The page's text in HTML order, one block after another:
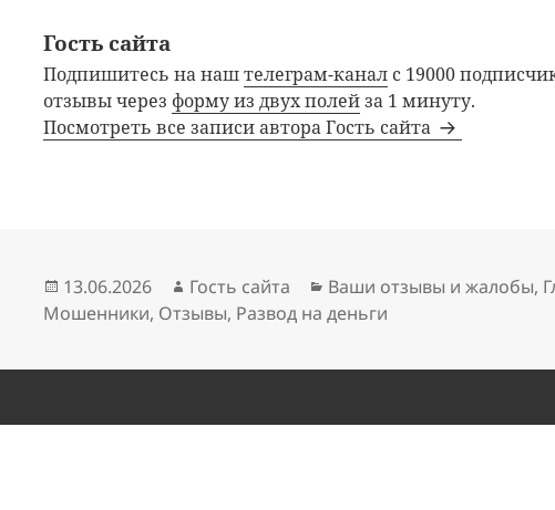
Гость сайта
Подпишитесь на наштелеграм-канал с 19000
отзывы через форму из двух полейза 1 минуту.
Посмотреть все записи автора Гость сайта
Опубликовано
13.06.2026 Автор
Гость сайта Рубрики
Ваши отзывы и жалобы,
Мошенники, Отзывы, Развод на деньги